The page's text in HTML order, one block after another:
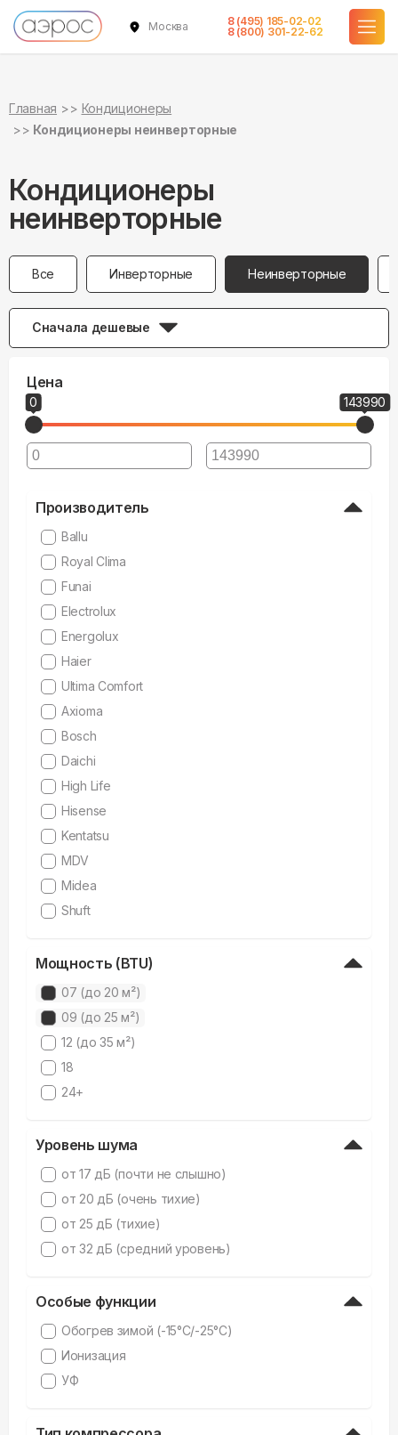
Москва
8 (495) 185-02-02
8 (800) 301-22-62
Главная
Кондиционеры
Кондиционеры неинверторные
Кондиционеры
неинверторные
Все Инверторные Неинверторные
Сначала дешевые
Цена
0 143990
Производитель
Ballu
Royal Clima
Funai
Electrolux
Energolux
Haier
Ultima Comfort
Axioma
Bosch
Daichi
High Life
Hisense
Kentatsu
MDV
Midea
Shuft
Мощность (BTU)
07 (до 20 м²)
09 (до 25 м²)
12 (до 35 м²)
18
24+
Уровень шума
от 17 дБ (почти не слышно)
от 20 дБ (очень тихие)
от 25 дБ (тихие)
от 32 дБ (средний уровень)
Особые функции
Обогрев зимой (-15°C/-25°C)
Ионизация
УФ